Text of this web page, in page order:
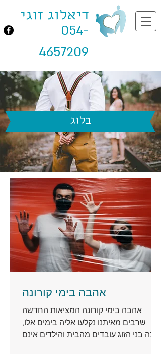
054-
4657209
דיאלוג זוגי
בלוג
אהבה בימי קורונה
אהבה בימי קורונה המציאות החדשה
שרבים מאיתנו נקלעו אליה בימים אלו,
שבה בני הזוג עובדים מהבית והילדים אינם